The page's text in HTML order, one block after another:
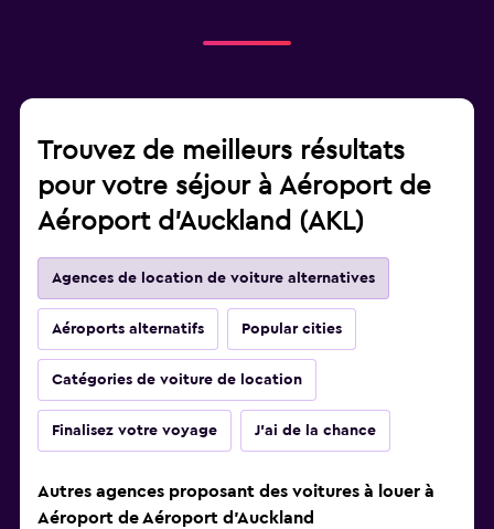
Trouvez de meilleurs résultats
pour votre séjour à Aéroport de
Aéroport d'Auckland (AKL)
Agences de location de voiture alternatives
Aéroports alternatifs Popular cities
Catégories de voiture de location
Finalisez votre voyage J'ai de la chance
Autres agences proposant des voitures à louer à
Aéroport de Aéroport d'Auckland